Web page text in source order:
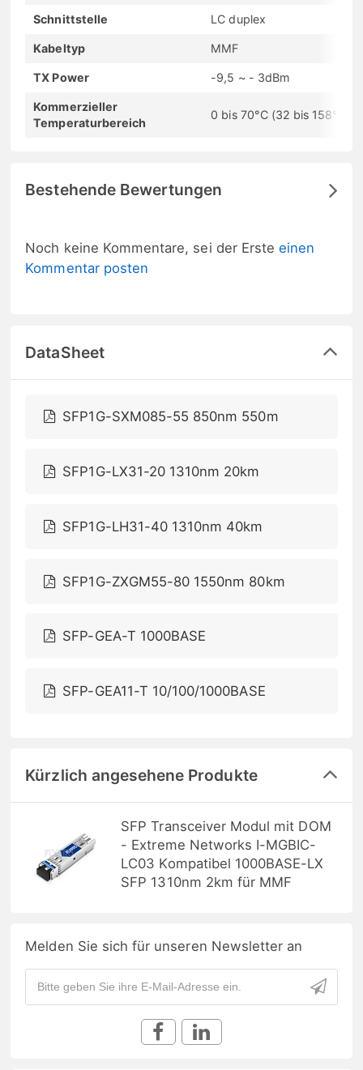
Schnittstelle LC duplex
Kabeltyp MMF
TX Power -9,5 ~ - 3dBm
Kommerzieller
Temperaturbereich
0 bis 70°C (32 bis 158°F)
Bestehende Bewertungen
Noch keine Kommentare, sei der Ersteeinen
Kommentar posten
DataSheet
SFP1G-SXM085-55 850nm 550m
SFP1G-LX31-20 1310nm 20km
SFP1G-LH31-40 1310nm 40km
SFP1G-ZXGM55-80 1550nm 80km
SFP-GEA-T 1000BASE
SFP-GEA11-T 10/100/1000BASE
Kürzlich angesehene Produkte
SFP Transceiver Modul mit DOM
- Extreme Networks I-MGBIC-
LC03 Kompatibel 1000BASE-LX
SFP 1310nm 2km für MMF
Melden Sie sich für unseren Newsletter an